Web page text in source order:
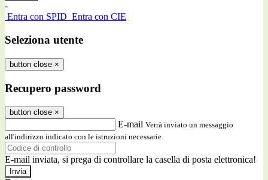
-
Entra con SPID Entra con CIE
Seleziona utente
button close ×
Recupero password
button close ×
E-mail Verrà inviato un messaggio
all'indirizzo indicato con le istruzioni necessarie.
E-mail inviata, si prega di controllare la casella di posta elettronica!